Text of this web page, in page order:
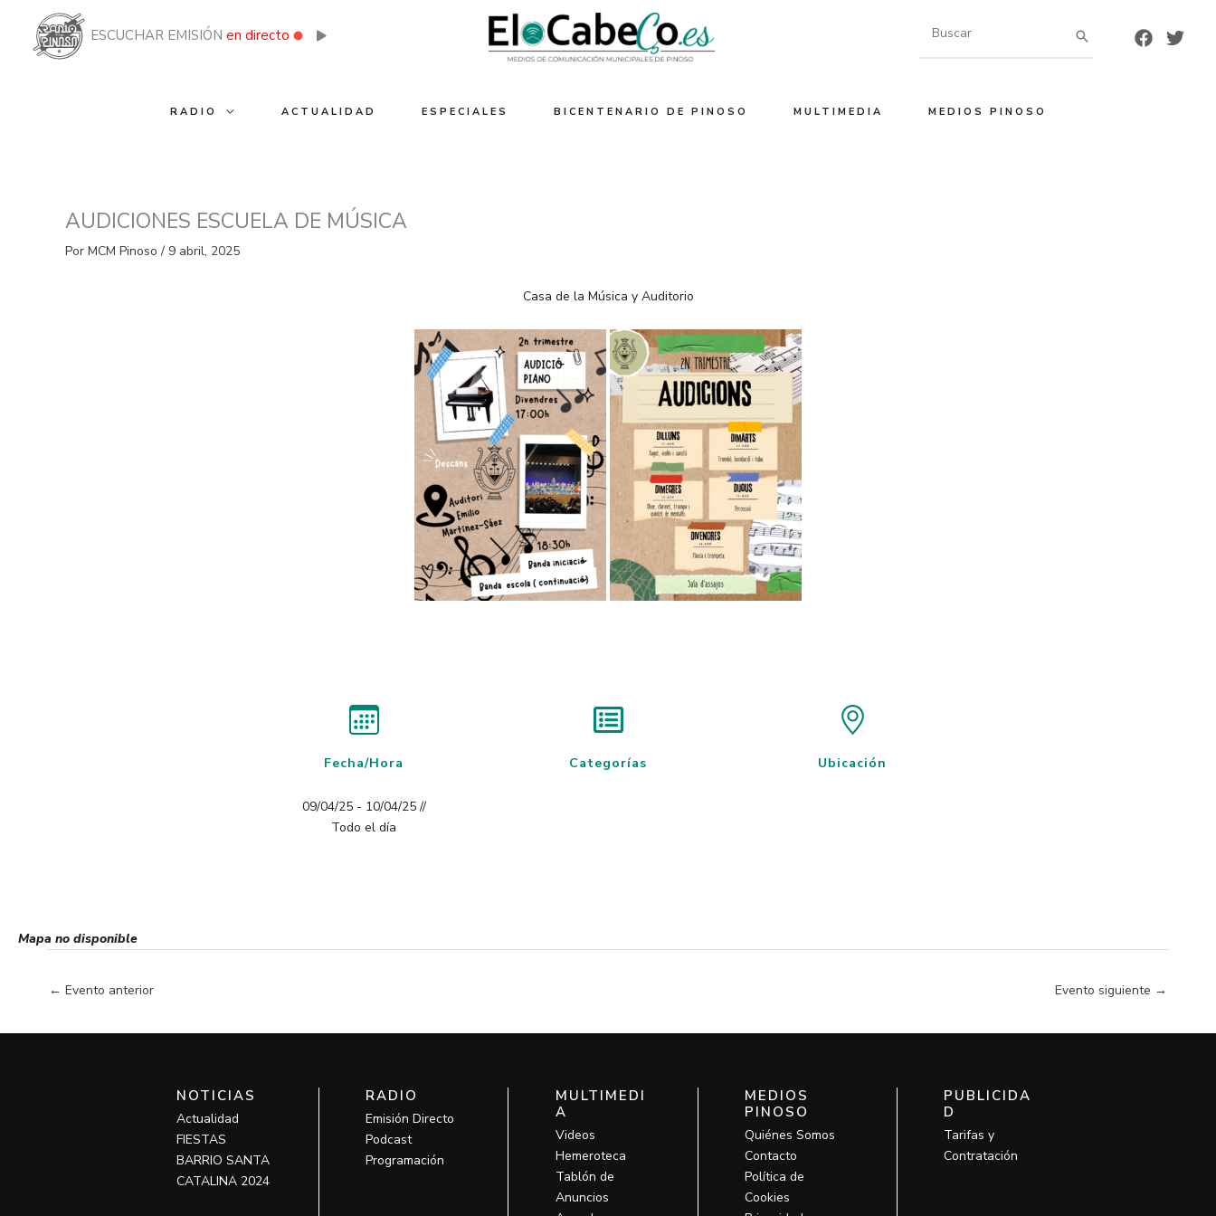
contenido
ESCUCHAR EMISIÓN en directo
por:
RADIO ACTUALIDAD ESPECIALES BICENTENARIO DE PINOSO MULTIMEDIA MEDIOS PINOSO
AUDICIONES ESCUELA DE MÚSICA
Por MCM Pinoso / 9 abril, 2025
Casa de la Música y Auditorio
Fecha/Hora
09/04/25 - 10/04/25 //
Todo el día
Categorías Ubicación
Mapa no disponible
← Evento anterior Evento siguiente →
NOTICIAS
Actualidad
FIESTAS
BARRIO SANTA
CATALINA 2024
RADIO
Emisión Directo
Podcast
Programación
MULTIMEDI
A
Videos
Hemeroteca
Tablón de
Anuncios
MEDIOS
PINOSO
Quiénes Somos
Contacto
Política de
Cookies
PUBLICIDA
D
Tarifas y
Contratación